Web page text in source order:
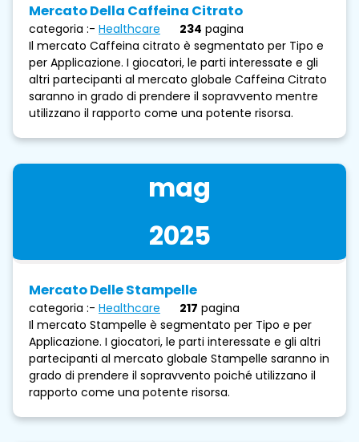
Mercato Della Caffeina Citrato
categoria :- Healthcare 234 pagina
Il mercato Caffeina citrato è segmentato per Tipo e
per Applicazione. I giocatori, le parti interessate e gli
altri partecipanti al mercato globale Caffeina Citrato
saranno in grado di prendere il sopravvento mentre
utilizzano il rapporto come una potente risorsa.
mag
2025
Mercato Delle Stampelle
categoria :- Healthcare 217 pagina
Il mercato Stampelle è segmentato per Tipo e per
Applicazione. I giocatori, le parti interessate e gli altri
partecipanti al mercato globale Stampelle saranno in
grado di prendere il sopravvento poiché utilizzano il
rapporto come una potente risorsa.